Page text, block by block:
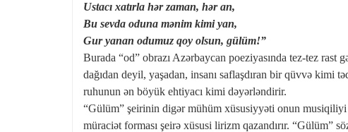
Ustacı xatırla hər zaman, hər an,
Bu sevda oduna mənim kimi yan,
Gur yanan odumuz qoy olsun, gülüm!”
Burada “od” obrazı Azərbaycan poeziyasında tez-tez
dağıdan deyil, yaşadan, insanı saflaşdıran bir qüvvə kimi
ruhunun ən böyük ehtiyacı kimi dəyərləndirir.
“Gülüm” şeirinin digər mühüm xüsusiyyəti onun musiqiliyi
müraciət forması şeirə xüsusi lirizm qazandırır. “Gülüm”